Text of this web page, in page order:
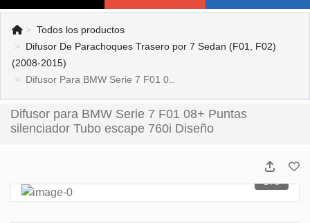
Todos los productos
Difusor De Parachoques Trasero por 7 Sedan (F01, F02)
(2008-2015)
Difusor Para BMW Serie 7 F01 0..
Difusor para BMW Serie 7 F01 08+ Puntas
silenciador Tubo escape 760i Diseño
1 / 8